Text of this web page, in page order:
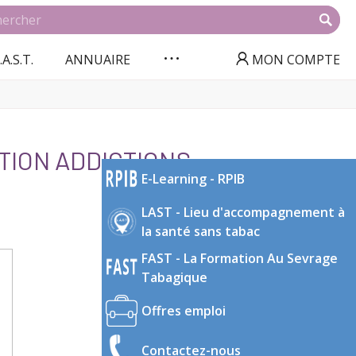
ANNUAIRE MON COMPTE
E-Learning - RPIB
LAST - Lieu d'accompagnement à
la santé sans tabac
FAST - La Formation Au Sevrage
Tabagique
Offres emploi
Contactez-nous
ADDICTIONS